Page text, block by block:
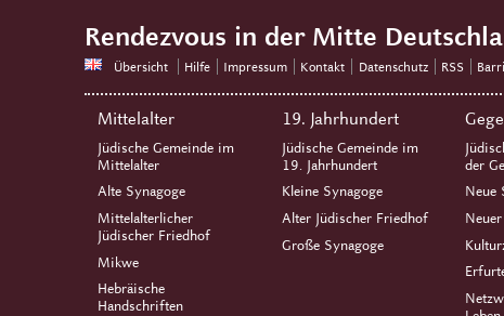
Rendezvous in der Mitte
Übersicht Hilfe Impressum Kontakt Datenschutz RSS
Mittelalter
Jüdische Gemeinde im
Mittelalter
Alte Synagoge
Mittelalterlicher
Jüdischer Friedhof
Mikwe
Hebräische
Handschriften
19. Jahrhundert
Jüdische Gemeinde im
19. Jahrhundert
Kleine Synagoge
Alter Jüdischer Friedhof
Große Synagoge
der
Neue